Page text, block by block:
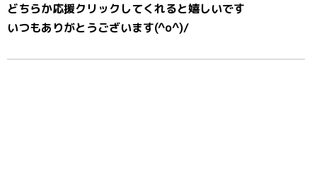
どちらか応援クリックしてくれると嬉しいです
いつもありがとうございます(^o^)/